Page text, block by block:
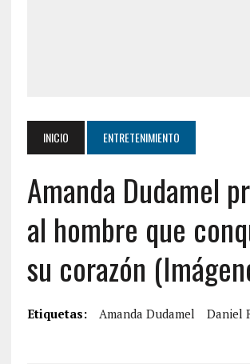
INICIO ENTRETENIMIENTO
Amanda Dudamel
al hombre que
su corazón
Etiquetas: Amanda Dudamel Daniel